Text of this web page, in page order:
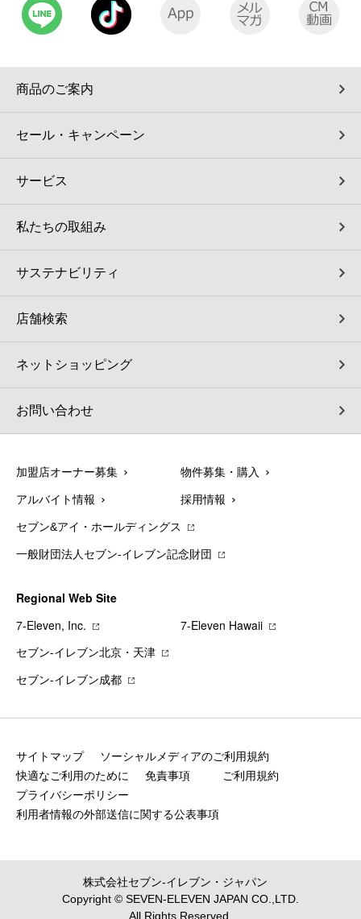
モバイルWi-Fiバッテリーシェアリング（店舗限定）
荷物預かりサービス「ecbocloakエクボクローク」（店舗限定）
パウダースペース ラブン（店舗限定）
ソフトバンクギフト
商品のご案内
セール・キャンペーン
サービス
私たちの取組み
サステナビリティ
店舗検索
ネットショッピング
お問い合わせ
加盟店オーナー募集 物件募集・購入
アルバイト情報 採用情報
セブン&アイ・ホールディングス
一般財団法人セブン-イレブン記念財団
Regional Web Site
7‐Eleven, Inc.
7‐Eleven Hawaii
セブン‐イレブン北京・天津
セブン‐イレブン成都
サイトマップ
ソーシャルメディアのご利用規約
快適なご利用のために
免責事項
ご利用規約
プライバシーポリシー
利用者情報の外部送信に関する公表事項
株式会社セブン‐イレブン・ジャパン
Copyright © SEVEN-ELEVEN JAPAN CO.,LTD.
All Rights Reserved.